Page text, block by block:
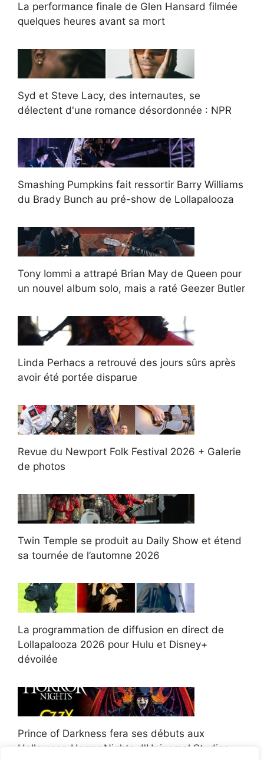
La performance finale de Glen Hansard filmée
quelques heures avant sa mort
Syd et Steve Lacy, des internautes, se
délectent d'une romance désordonnée : NPR
Smashing Pumpkins fait ressortir Barry Williams
du Brady Bunch au pré-show de Lollapalooza
Tony Iommi a attrapé Brian May de Queen pour
un nouvel album solo, mais a raté Geezer Butler
Linda Perhacs a retrouvé des jours sûrs après
avoir été portée disparue
Revue du Newport Folk Festival 2026 + Galerie
de photos
Twin Temple se produit au Daily Show et étend
sa tournée de l’automne 2026
La programmation de diffusion en direct de
Lollapalooza 2026 pour Hulu et Disney+
dévoilée
Prince of Darkness fera ses débuts aux
Halloween Horror Nights d'Universal Studios